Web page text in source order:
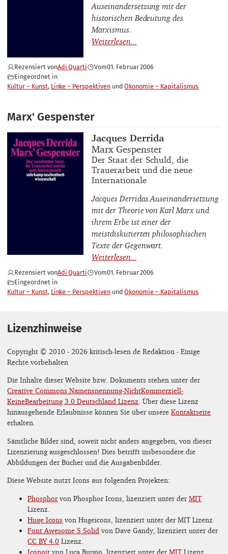
Auseinandersetzung mit der
historischen Bedeutung des
Marxismus.
Rezensiert vonAdi Quarti Vom01. Februar 2006
Eingeordnet in
Kultur – Kunst Linke – Perspektiven Ökonomie – Kapitalismus
Marx' Gespenster
Buchautor_innen
Jacques Derrida
Buchtitel
Marx Gespenster
Buchuntertitel
Der Staat der Schuld, die
Trauerarbeit und die neue
Internationale
Jacques Derridas Auseinandersetzung
mit der Theorie von Karl Marx und
ihrem Erbe ist einer der
meistdiskutierten philosophischen
Texte der Gegenwart.
Rezensiert vonAdi Quarti Vom01. Februar 2006
Eingeordnet in
Kultur – Kunst Linke – Perspektiven Ökonomie – Kapitalismus
Lizenzhinweise
Copyright © 2010 - 2026 kritisch-lesen.de Redaktion - Einige
Rechte vorbehalten
Die Inhalte dieser Website bzw. Dokuments stehen unter der
Creative Commons Namensnennung-NichtKommerziell-
KeineBearbeitung 3.0 Deutschland Lizenz. Über diese Lizenz
hinausgehende Erlaubnisse können Sie über unsereKontaktseite
erhalten.
Sämtliche Bilder sind, soweit nicht anders angegeben, von dieser
Lizenzierung ausgeschlossen! Dies betrifft insbesondere die
Abbildungen der Bücher und die Ausgabenbilder.
Diese Website nutzt Icons aus folgenden Projekten:
Phosphorvon Phosphor Icons, lizenziert unter derMIT
Lizenz.
Huge Icons von Hugeicons, lizenziert unter der MIT Lizenz.
Font Awesome 5 Solid von Dave Gandy, lizenziert unter der
CC BY 4.0 Lizenz.
Iconoirvon Luca Burgio, lizenziert unter derMITLizenz.